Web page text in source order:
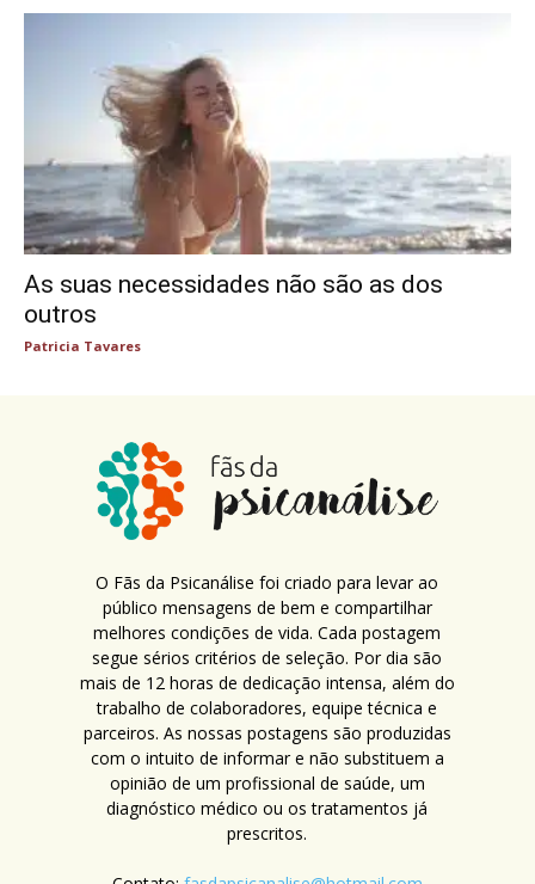
As suas necessidades não são as dos
outros
Patricia Tavares
O Fãs da Psicanálise foi criado para levar ao
público mensagens de bem e compartilhar
melhores condições de vida. Cada postagem
segue sérios critérios de seleção. Por dia são
mais de 12 horas de dedicação intensa, além do
trabalho de colaboradores, equipe técnica e
parceiros. As nossas postagens são produzidas
com o intuito de informar e não substituem a
opinião de um profissional de saúde, um
diagnóstico médico ou os tratamentos já
prescritos.